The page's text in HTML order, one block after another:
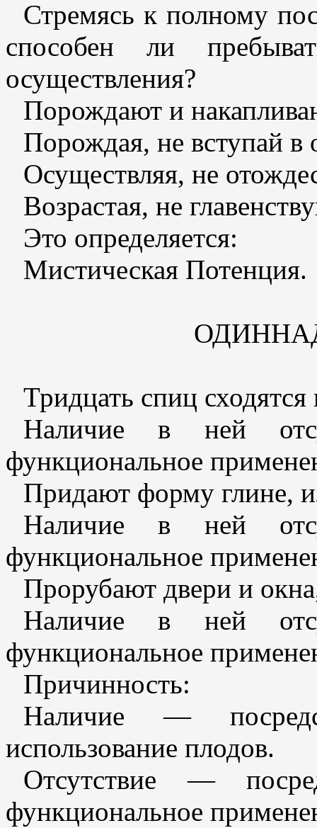
Стремясь к полному
способен ли
осуществления?
Порождают и
Порождая, не вступай в
Осуществляя, не
Возрастая, не
Это определяется:
Мистическая Потенция.
Тридцать спиц
Наличие в ней
функциональное
Придают форму глине,
Наличие в ней
функциональное
Прорубают двери и
Наличие в ней
функциональное
Причинность:
Наличие —
использование плодов.
Отсутствие —
функциональное